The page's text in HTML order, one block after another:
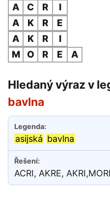
A C R
I
A
K R
E
A
K R
I
M
O R E A
Hledaný výraz v
bavlna
asijská bavlna
ACRI, AKRE,